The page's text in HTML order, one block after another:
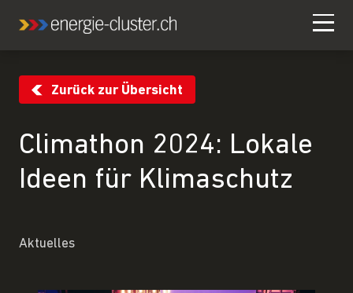
Zurück zur Übersicht
Climathon 2024: Lokale
Ideen für Klimaschutz
Aktuelles